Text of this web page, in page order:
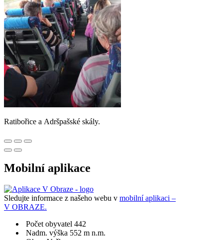
Ratibořice a Adršpašské skály.
Mobilní aplikace
Sledujte informace z našeho webu v mobilní aplikaci –
V OBRAZE.
Počet obyvatel 442
Nadm. výška 552 m n.m.